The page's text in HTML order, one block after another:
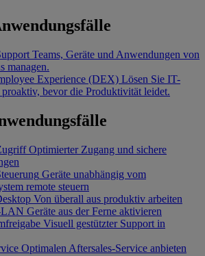
Teams, Geräte und Anwendungen von
managen.
Experience (DEX) Lösen Sie IT-
proaktiv, bevor die Produktivität leidet.
Optimierter Zugang und sichere
Geräte unabhängig vom
remote steuern
Von überall aus produktiv arbeiten
LAN Geräte aus der Ferne aktivieren
Visuell gestützter Support in
Optimalen Aftersales-Service anbieten